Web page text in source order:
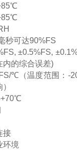
秒可达90%FS
±0.5%FS,
内的综合误差)
℃（温度范围：-
接
环境